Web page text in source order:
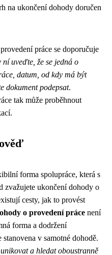
na ukončení dohody doručen
práce se doporučuje
ní uveďte, že se jedná o
datum, od kdy má být
dokument podepsat.
tak může proběhnout
forma spolupráce, která s
zvažujete ukončení dohody o
cesty, jak to provést
o provedení práce není
forma a dodržení
v samotné dohodě.
a hledat oboustranně